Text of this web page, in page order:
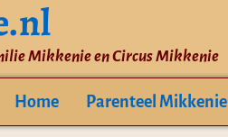
Mikkenie en Circus Mikkenie
Home Parenteel Mikkenie